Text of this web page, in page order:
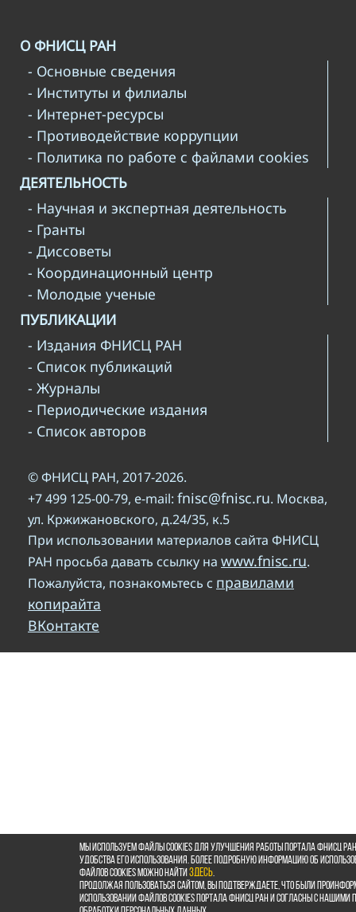
О ФНИСЦ РАН
- Основные сведения
- Институты и филиалы
- Интернет-ресурсы
- Противодействие коррупции
- Политика по работе с файлами cookies
ДЕЯТЕЛЬНОСТЬ
- Научная и экспертная деятельность
- Гранты
- Диссоветы
- Координационный центр
- Молодые ученые
ПУБЛИКАЦИИ
- Издания ФНИСЦ РАН
- Список публикаций
- Журналы
- Периодические издания
- Список авторов
© ФНИСЦ РАН, 2017-2026.
+7 499 125-00-79, e-mail: fnisc@fnisc.ru. Москва,
ул. Кржижановского, д.24/35, к.5
При использовании материалов сайта ФНИСЦ
РАН просьба давать ссылку на www.fnisc.ru.
Пожалуйста, познакомьтесь с правилами
копирайта
ВКонтакте
Мы используем файлы cookies для улучшения работы портала ФНИСЦ
удобства его использования. Более подробную информацию об
файлов cookies можно найтиздесь.
Продолжая пользоваться сайтом, Вы подтверждаете, что были
использовании файлов cookies портала ФНИСЦ РАН и согласны с нашими